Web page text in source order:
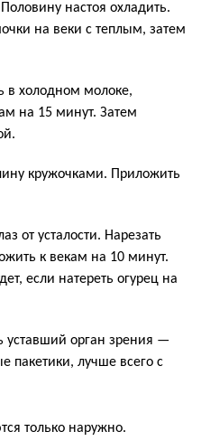
настоя охладить.
на веки с теплым, затем
в холодном молоке,
на 15 минут. Затем
кружочками. Приложить
от усталости. Нарезать
к векам на 10 минут.
если натереть огурец на
уставший орган зрения —
пакетики, лучше всего с
только наружно.